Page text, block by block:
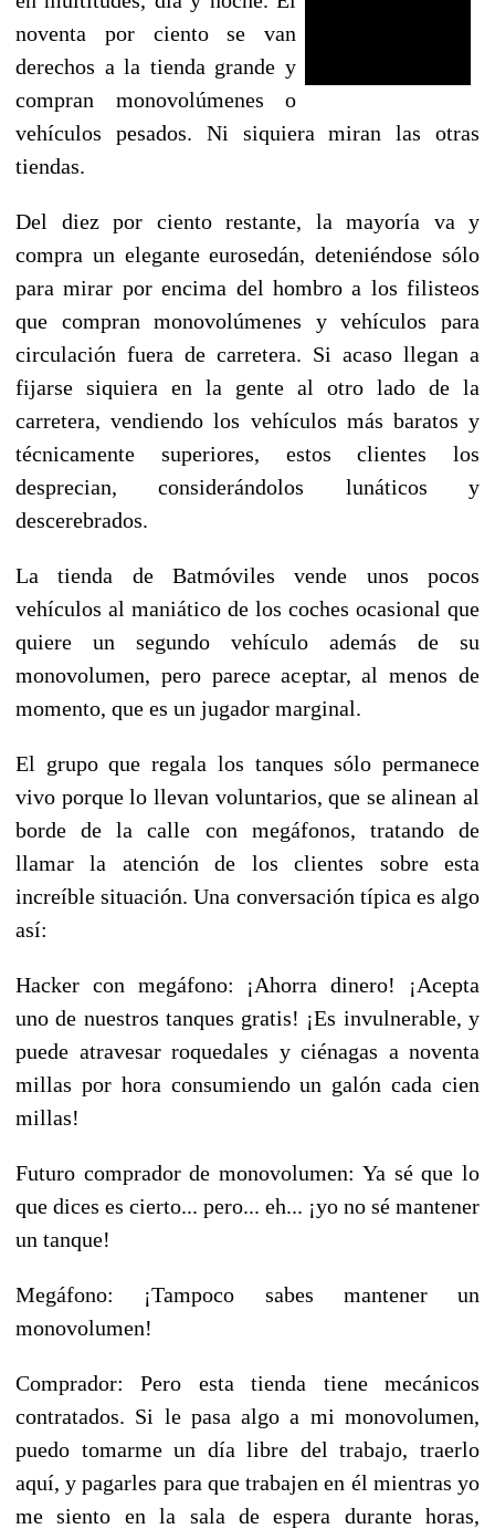
noventa por ciento se van
derechos a la tienda grande y
compran monovolúmenes o
vehículos pesados. Ni siquiera miran las otras
tiendas.
Del diez por ciento restante, la mayoría va y
compra un elegante eurosedán, deteniéndose sólo
para mirar por encima del hombro a los filisteos
que compran monovolúmenes y vehículos para
circulación fuera de carretera. Si acaso llegan a
fijarse siquiera en la gente al otro lado de la
carretera, vendiendo los vehículos más baratos y
técnicamente superiores, estos clientes los
desprecian, considerándolos lunáticos y
descerebrados.
La tienda de Batmóviles vende unos pocos
vehículos al maniático de los coches ocasional que
quiere un segundo vehículo además de su
monovolumen, pero parece aceptar, al menos de
momento, que es un jugador marginal.
El grupo que regala los tanques sólo permanece
vivo porque lo llevan voluntarios, que se alinean al
borde de la calle con megáfonos, tratando de
llamar la atención de los clientes sobre esta
increíble situación. Una conversación típica es algo
así:
Hacker con megáfono: ¡Ahorra dinero! ¡Acepta
uno de nuestros tanques gratis! ¡Es invulnerable, y
puede atravesar roquedales y ciénagas a noventa
millas por hora consumiendo un galón cada cien
millas!
Futuro comprador de monovolumen: Ya sé que lo
que dices es cierto... pero... eh... ¡yo no sé mantener
un tanque!
Megáfono: ¡Tampoco sabes mantener un
monovolumen!
Comprador: Pero esta tienda tiene mecánicos
contratados. Si le pasa algo a mi monovolumen,
puedo tomarme un día libre del trabajo, traerlo
aquí, y pagarles para que trabajen en él mientras yo
me siento en la sala de espera durante horas,